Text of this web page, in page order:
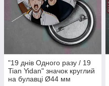
"19 днів Одного разу / 19
Tian Yidan" значок круглий
на булавці Ø44 мм